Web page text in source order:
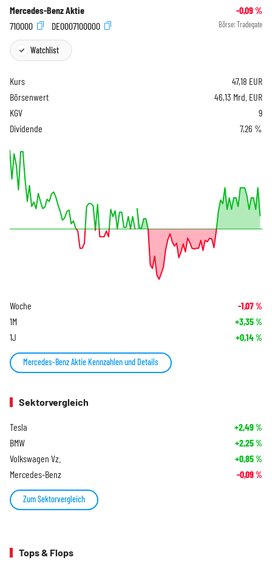
Mercedes-Benz Aktie -0,09%
710000
DE0007100000 Börse: Tradegate
Watchlist
Kurs 47,18 EUR
Börsenwert
46,13 Mrd. EUR
KGV
9
Dividende
7,26 %
Woche -1,07%
1M +3,35%
1J +0,14%
Mercedes-Benz Aktie Kennzahlen und Details
Sektorvergleich
Tesla +2,49%
BMW +2,25%
Volkswagen Vz. +0,85%
Mercedes-Benz -0,09%
Zum Sektorvergleich
Tops & Flops